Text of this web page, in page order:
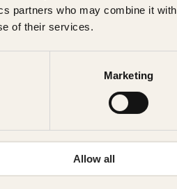
partners who may combine it with
of their services.
Marketing
Allow all